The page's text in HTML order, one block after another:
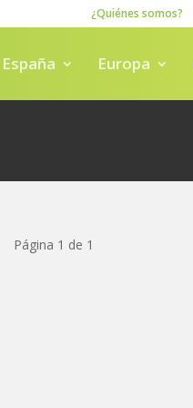
¿Quiénes somos?
España Europa
Página 1 de 1